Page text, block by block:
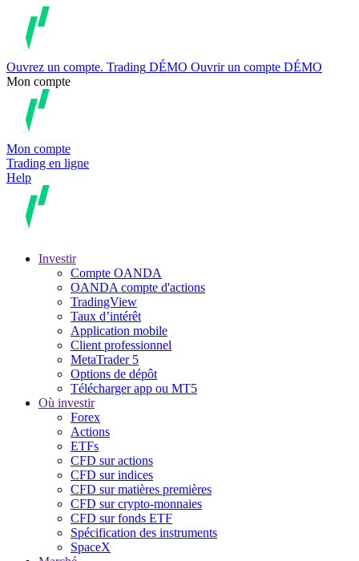
Ouvrez un compte. Trading DÉMO Ouvrir un compte DÉMO
Mon compte
Mon compte
Trading en ligne
Help
Investir
Compte OANDA
OANDA compte d'actions
TradingView
Taux d’intérêt
Application mobile
Client professionnel
MetaTrader 5
Options de dépôt
Télécharger app ou MT5
Où investir
Forex
Actions
ETFs
CFD sur actions
CFD sur indices
CFD sur matières premières
CFD sur crypto-monnaies
CFD sur fonds ETF
Spécification des instruments
SpaceX